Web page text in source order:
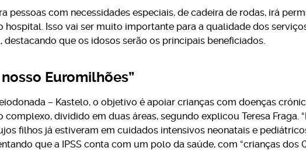
pessoas com necessidades especiais, de cadeira de rodas, irá
hospital. Isso vai ser muito importante para a qualidade dos
destacando que os idosos serão os principais beneficiados.
Euromilhões”
– Kastelo, o objetivo é apoiar crianças com doenças
complexo, dividido em duas áreas, segundo explicou Teresa Fraga.
filhos já estiveram em cuidados intensivos neonatais e
que a IPSS conta com um polo da saúde, com “crianças dos